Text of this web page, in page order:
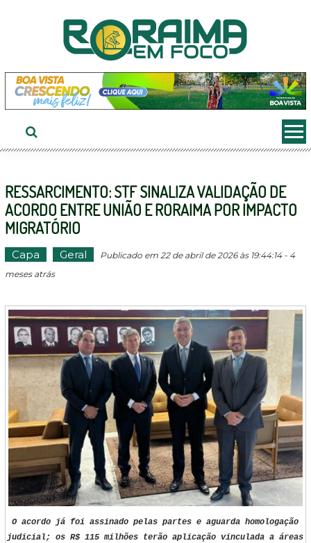
RESSARCIMENTO: STF SINALIZA VALIDAÇÃO DE
ACORDO ENTRE UNIÃO E RORAIMA POR IMPACTO
MIGRATÓRIO
Capa Geral
Publicado em 22 de abril de 2026 às 19:44:14 - 4
meses atrás
O acordo já foi assinado pelas partes e aguarda homologação
judicial; os R$ 115 milhões terão aplicação vinculada a áreas